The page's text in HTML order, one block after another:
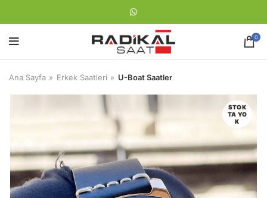
0
Ana Sayfa Erkek Saatleri U-Boat Saatler
STOK
TA YO
K